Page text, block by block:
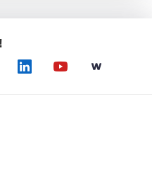
ve Pakistan ortak